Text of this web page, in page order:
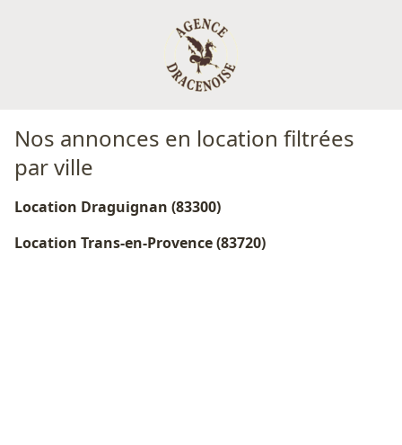
Nos annonces en location filtrées
par ville
Location Draguignan (83300)
Location Trans-en-Provence (83720)